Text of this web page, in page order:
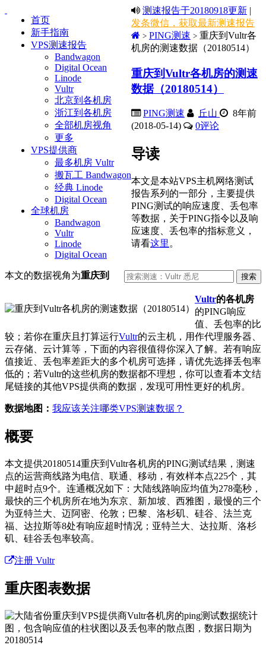
首页
新手指南
VPS测速报告
Bandwagon
Digital Ocean
Linode
Vultr
北京到各机房
浙江到各机房
全部机房视角
更多
VPS提供商
最多机房 Vultr
搬瓦工 Bandwagon
经典 Linode
Digital Ocean
全球机房
Bandwagon
Vultr
Linode
Digital Ocean
测速报告于20180918更新 |
发条微信，获取最新测速报告
> PING测速 > 重庆到Vultr各
机房的测速数据（20180514）
重庆到Vultr各机房的测速
数据（20180514）
PING测速 丘山
8年前
(2018-05-14)
0评论
导读
本文是本站VPS主机网络测试
报告系列的一部分，主要提供
PING测试的响应速度、丢包率
等数据，关于PING指令以及响
应速度、丢包率的指标意义，
请看这里 。
本文的数据视角为重庆到
Vultr的各机房
的PING响应
值、丢包率的比
较；若你在重庆且打算运行Vultr的云主机，用作代理服务器、
云存储、云计算等，下面的内容很值得你深入了解。若有响应
值接近、丢包率差距大的多个机房可选择，请优先选择丢包率
低的；若Vultr的这些机房的数据都不理想，你可以查看本文结
尾链接的其他VPS提供商的数据，发现可用性更好的机房。
数据地图： 我应该关注哪类VPS测速数据？
概要
本文提供20180514重庆到Vultr各机房的PING测试结果，测速
点的运营商线路为电信、联通、移动，有效样本点225个，其
中超时点9个。连通概况如下：大陆线路响应均值为278毫秒，
最快的三个机房所在地为东京、新加坡、西雅图，最慢的三个
为亚特兰大、迈阿密、伦敦；巴黎、洛杉矶、硅谷、法兰克
福、达拉斯等8处有响应超时情况；亚特兰大、达拉斯、洛杉
矶、硅谷丢包率较高。
注册 Vultr
重庆图表数据